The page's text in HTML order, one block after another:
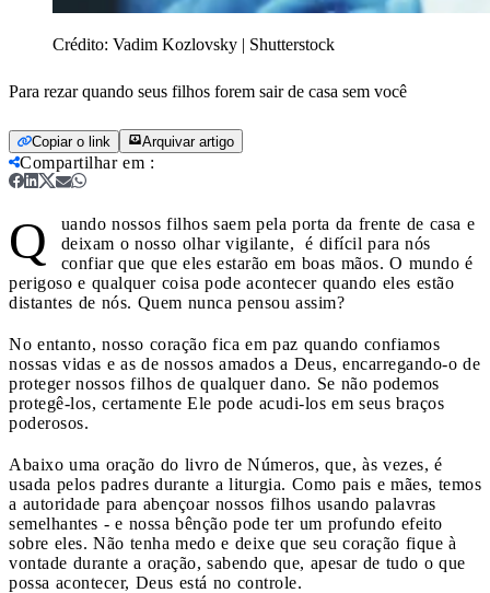
Crédito: Vadim Kozlovsky | Shutterstock
Para rezar quando seus filhos forem sair de casa sem você
Copiar o link Arquivar artigo
Compartilhar em :
Q
uando nossos filhos saem pela porta da frente de casa e
deixam o nosso olhar vigilante,
é difícil para nós
confiar que que eles estarão em boas mãos. O mundo é
perigoso e qualquer coisa pode acontecer quando eles estão
distantes de nós. Quem nunca pensou assim?
No entanto, nosso coração fica em paz quando confiamos
nossas vidas e as de nossos amados a Deus, encarregando-o de
proteger nossos filhos de qualquer dano. Se não podemos
protegê-los, certamente Ele pode acudi-los em seus braços
poderosos.
Abaixo uma oração do livro de Números, que, às vezes, é
usada pelos padres durante a liturgia. Como pais e mães, temos
a autoridade para abençoar nossos filhos usando palavras
semelhantes - e nossa bênção pode ter um profundo efeito
sobre eles. Não tenha medo e deixe que seu coração fique à
vontade durante a oração, sabendo que, apesar de tudo o que
possa acontecer, Deus está no controle.